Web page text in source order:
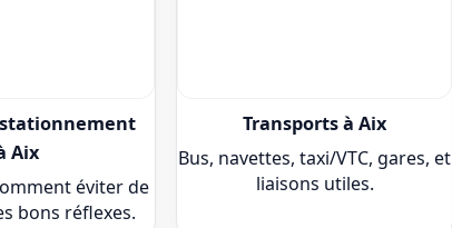
Aix
éviter de
bons réflexes.
Transports à Aix
Bus, navettes, taxi/VTC, gares, et
liaisons utiles.